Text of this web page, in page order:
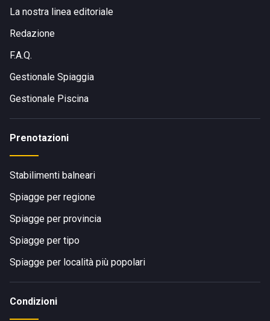
La nostra linea editoriale
Redazione
F.A.Q.
Gestionale Spiaggia
Gestionale Piscina
Prenotazioni
Stabilimenti balneari
Spiagge per regione
Spiagge per provincia
Spiagge per tipo
Spiagge per località più popolari
Condizioni